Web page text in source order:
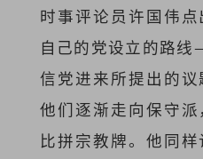
时事评论员许国伟
自己的党设立的路
信党进来所提出的
他们逐渐走向保守
比拼宗教牌。他同